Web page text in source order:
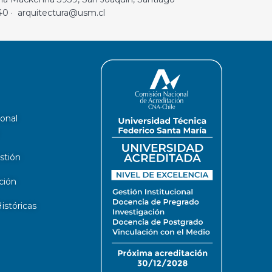
· arquitectura@usm.cl